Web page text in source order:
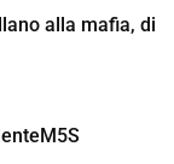
alla mafia, di